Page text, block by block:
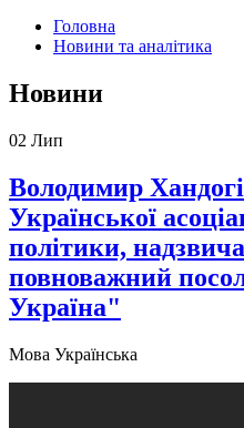
Головна
Новини та аналітика
Новини
02 Лип
Володимир
Української
політики,
повноважний
Україна"
Мова Українська